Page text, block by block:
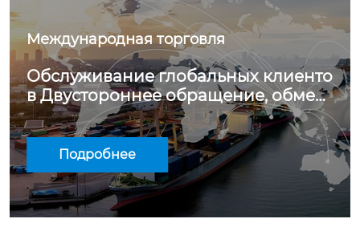
Международная торговля
Обслуживание глобальных клиенто
в Двустороннее обращение, обмен
будущим
Подробнее